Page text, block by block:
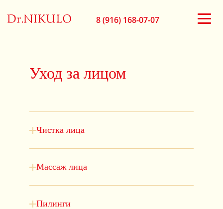
8 (916) 168-07-07
Уход за лицом
Чистка лица
Массаж лица
Пилинги